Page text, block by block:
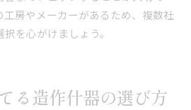
房やメーカーがあるため、複数社
を心がけましょう。
る造作什器の選び方